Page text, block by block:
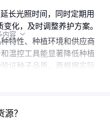
延长光照时间，同时定期用
变化，及时调整养护方案。
特性、种植环境和供应商
温控工具能显著降低种植
证种子品质，再根据实际
内容 
源？